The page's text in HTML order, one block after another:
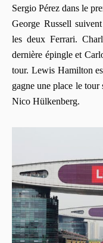
Sergio Pérez dans le
George Russell
les deux Ferrari.
dernière épingle et
tour. Lewis Hamilton
gagne une place le
Nico Hülkenberg.